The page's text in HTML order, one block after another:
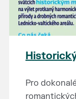
Těšíme se
Pro